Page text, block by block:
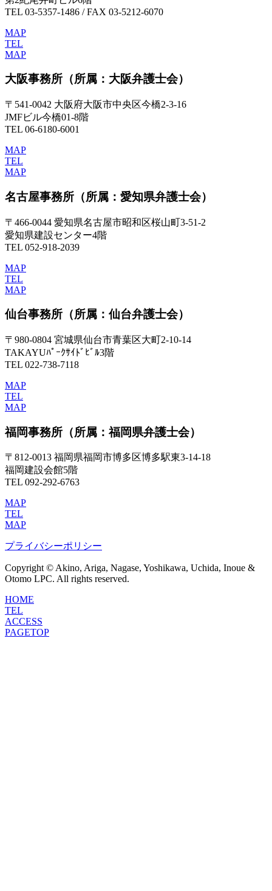
TEL 03-5357-1486 / FAX 03-5212-6070
MAP
TEL
MAP
大阪事務所 （所属：大阪弁護士会）
〒541-0042 大阪府大阪市中央区今橋2-3-16
JMFビル今橋01-8階
TEL 06-6180-6001
MAP
TEL
MAP
名古屋事務所 （所属：愛知県弁護士会）
〒466-0044 愛知県名古屋市昭和区桜山町3-51-2
愛知県建設センター4階
TEL 052-918-2039
MAP
TEL
MAP
仙台事務所 （所属：仙台弁護士会）
〒980-0804 宮城県仙台市青葉区大町2-10-14
TAKAYUﾊﾟｰｸｻｲﾄﾞﾋﾞﾙ3階
TEL 022-738-7118
MAP
TEL
MAP
福岡事務所 （所属：福岡県弁護士会）
〒812-0013 福岡県福岡市博多区博多駅東3-14-18
福岡建設会館5階
TEL 092-292-6763
MAP
TEL
MAP
プライバシーポリシー
Copyright © Akino, Ariga, Nagase, Yoshikawa, Uchida, Inoue &
Otomo LPC. All rights reserved.
HOME
TEL
ACCESS
PAGETOP